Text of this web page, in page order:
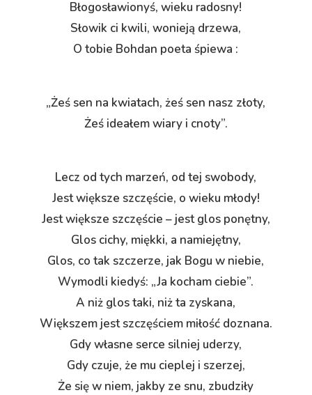
Błogosławionyś, wieku radosny!
Słowik ci kwili, wonieją drzewa,
O tobie Bohdan poeta śpiewa :
„Żeś sen na kwiatach, żeś sen nasz złoty,
Żeś ideałem wiary i cnoty”.
Lecz od tych marzeń, od tej swobody,
Jest większe szczęście, o wieku młody!
Jest większe szczęście – jest glos ponętny,
Glos cichy, miękki, a namiejętny,
Glos, co tak szczerze, jak Bogu w niebie,
Wymodli kiedyś: „Ja kocham ciebie”.
A niż glos taki, niż ta zyskana,
Większem jest szczęściem miłość doznana.
Gdy własne serce silniej uderzy,
Gdy czuje, że mu cieplej i szerzej,
Że się w niem, jakby ze snu, zbudziły